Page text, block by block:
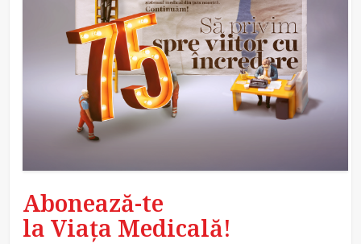
Abonează-te
la Viața Medicală!